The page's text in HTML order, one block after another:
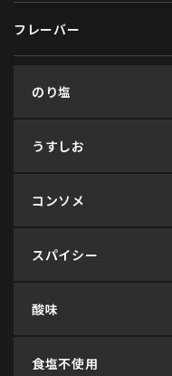
フレーバー
のり塩
うすしお
コンソメ
スパイシー
酸味
食塩不使用